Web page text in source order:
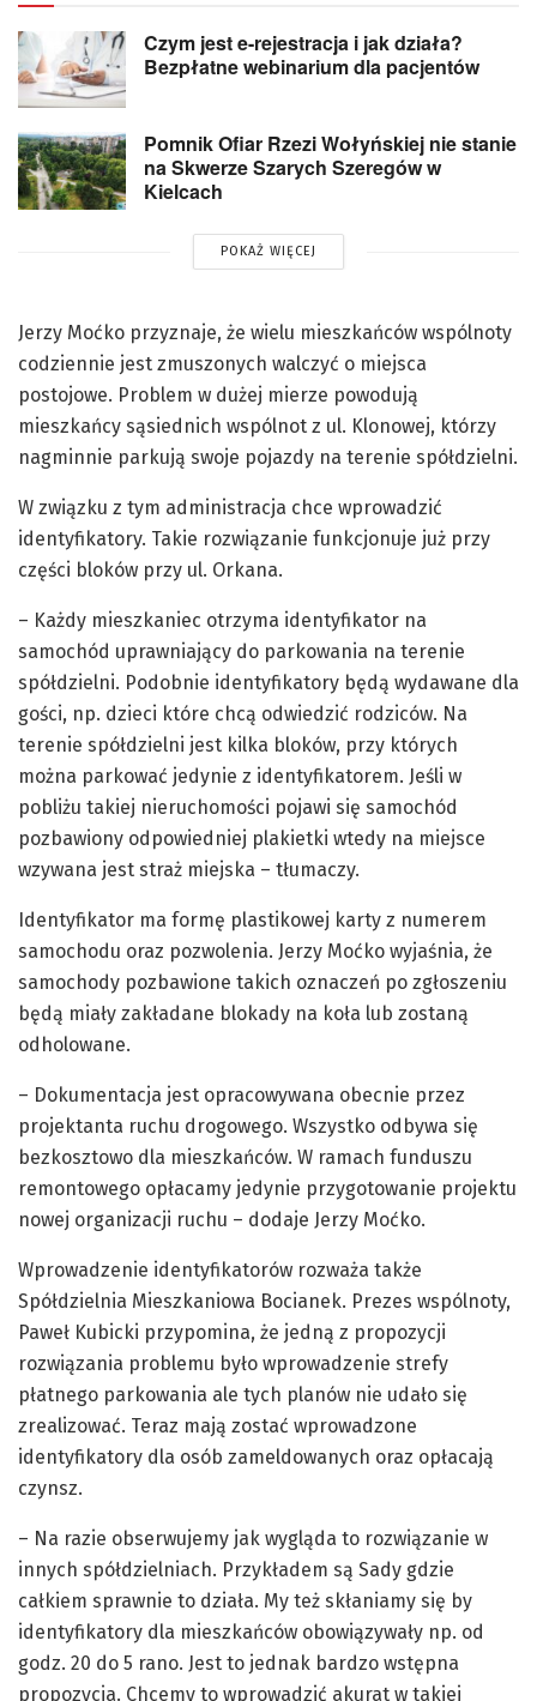
Czym jest e-rejestracja i jak działa?
Bezpłatne webinarium dla pacjentów
Pomnik Ofiar Rzezi Wołyńskiej nie stanie
na Skwerze Szarych Szeregów w
Kielcach
POKAŻ WIĘCEJ
Jerzy Moćko przyznaje, że wielu mieszkańców wspólnoty
codziennie jest zmuszonych walczyć o miejsca
postojowe. Problem w dużej mierze powodują
mieszkańcy sąsiednich wspólnot z ul. Klonowej, którzy
nagminnie parkują swoje pojazdy na terenie spółdzielni.
W związku z tym administracja chce wprowadzić
identyfikatory. Takie rozwiązanie funkcjonuje już przy
części bloków przy ul. Orkana.
– Każdy mieszkaniec otrzyma identyfikator na
samochód uprawniający do parkowania na terenie
spółdzielni. Podobnie identyfikatory będą wydawane dla
gości, np. dzieci które chcą odwiedzić rodziców. Na
terenie spółdzielni jest kilka bloków, przy których
można parkować jedynie z identyfikatorem. Jeśli w
pobliżu takiej nieruchomości pojawi się samochód
pozbawiony odpowiedniej plakietki wtedy na miejsce
wzywana jest straż miejska – tłumaczy.
Identyfikator ma formę plastikowej karty z numerem
samochodu oraz pozwolenia. Jerzy Moćko wyjaśnia, że
samochody pozbawione takich oznaczeń po zgłoszeniu
będą miały zakładane blokady na koła lub zostaną
odholowane.
– Dokumentacja jest opracowywana obecnie przez
projektanta ruchu drogowego. Wszystko odbywa się
bezkosztowo dla mieszkańców. W ramach funduszu
remontowego opłacamy jedynie przygotowanie projektu
nowej organizacji ruchu – dodaje Jerzy Moćko.
Wprowadzenie identyfikatorów rozważa także
Spółdzielnia Mieszkaniowa Bocianek. Prezes wspólnoty,
Paweł Kubicki przypomina, że jedną z propozycji
rozwiązania problemu było wprowadzenie strefy
płatnego parkowania ale tych planów nie udało się
zrealizować. Teraz mają zostać wprowadzone
identyfikatory dla osób zameldowanych oraz opłacają
czynsz.
– Na razie obserwujemy jak wygląda to rozwiązanie w
innych spółdzielniach. Przykładem są Sady gdzie
całkiem sprawnie to działa. My też skłaniamy się by
identyfikatory dla mieszkańców obowiązywały np. od
godz. 20 do 5 rano. Jest to jednak bardzo wstępna
propozycja. Chcemy to wprowadzić akurat w takiej